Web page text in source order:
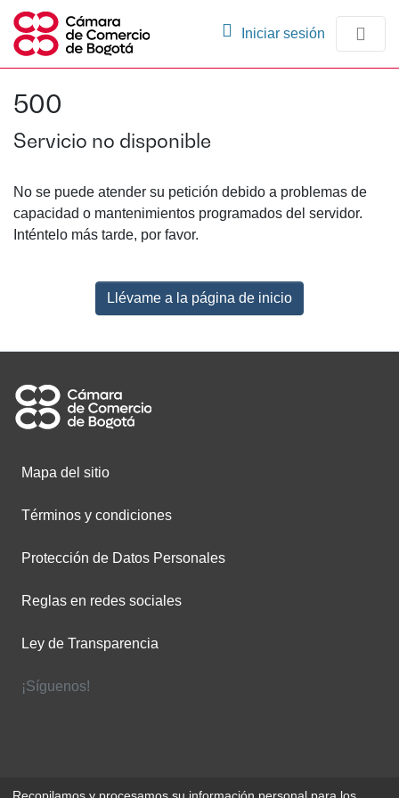
Iniciar sesión (current)
500
Servicio no disponible
No se puede atender su petición debido a problemas de
capacidad o mantenimientos programados del servidor.
Inténtelo más tarde, por favor.
Llévame a la página de inicio
Mapa del sitio
Términos y condiciones
Protección de Datos Personales
Reglas en redes sociales
Ley de Transparencia
¡Síguenos!